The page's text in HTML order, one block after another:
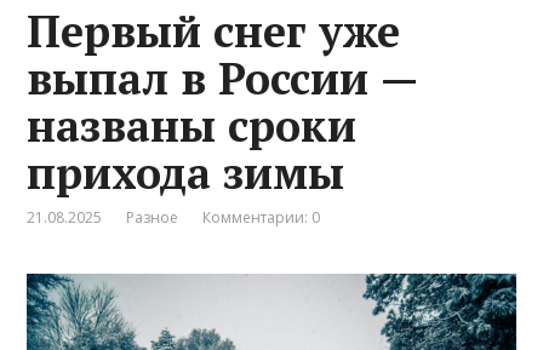
Первый снег уже
выпал в России —
названы сроки
прихода зимы
21.08.2025 Разное Комментарии: 0